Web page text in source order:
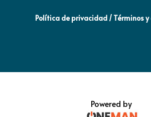
Política de privacidad / Términos y
Powered by